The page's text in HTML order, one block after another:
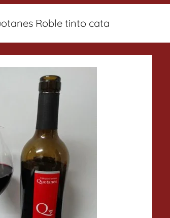
Roble tinto cata